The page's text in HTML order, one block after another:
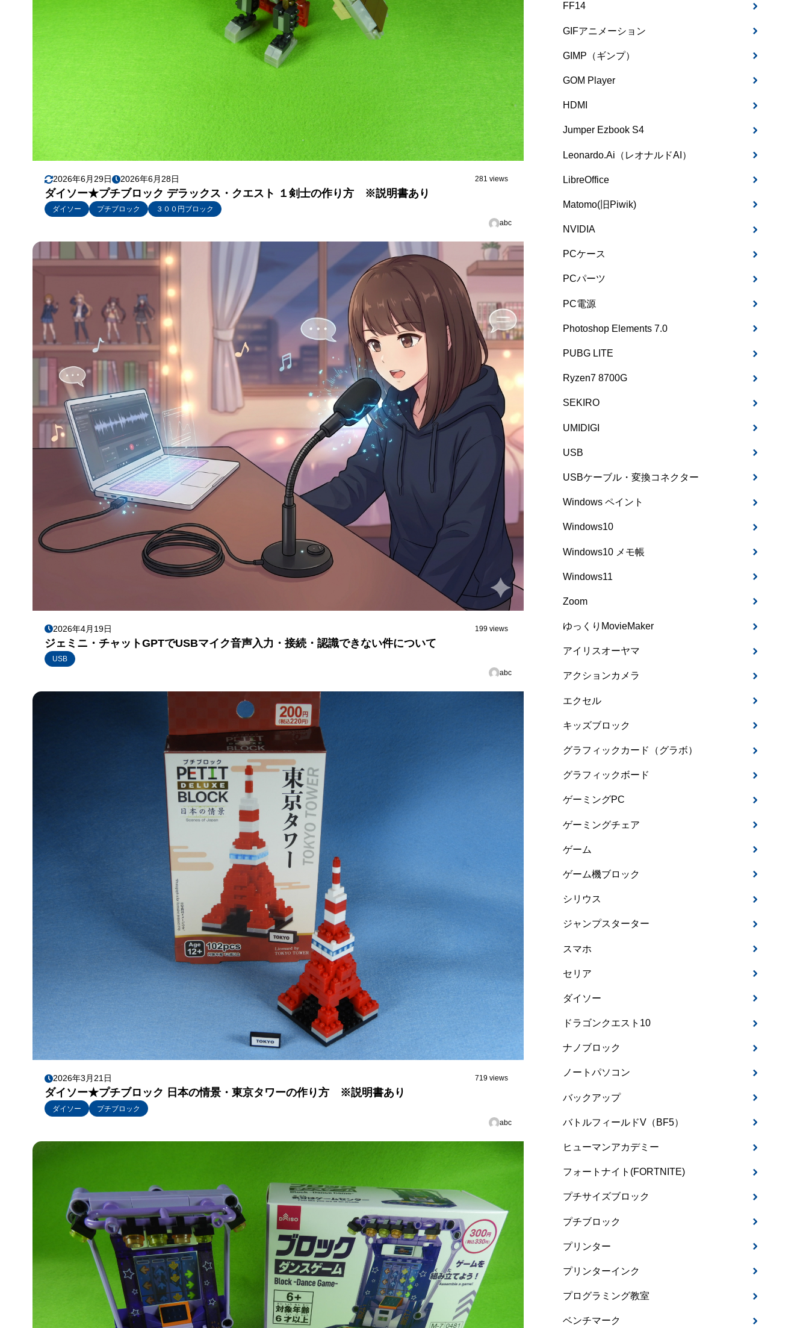
2026年6月29日 2026年6月28日 281 views
ダイソー★プチブロック デラックス・クエスト １剣士の作り方 ※説明書あり
ダイソー プチブロック
３００円ブロック
abc
2026年4月19日 199 views
ジェミニ・チャットGPTでUSBマイク音声入力・接続・認識できない件について
USB
abc
2026年3月21日 719 views
ダイソー★プチブロック 日本の情景・東京タワーの作り方 ※説明書あり
ダイソー
プチブロック
abc
FF14
GIFアニメーション
GIMP（ギンプ）
GOM Player
HDMI
Jumper Ezbook S4
Leonardo.Ai（レオナルドAI）
LibreOffice
Matomo(旧Piwik)
NVIDIA
PCケース
PCパーツ
PC電源
Photoshop Elements 7.0
PUBG LITE
Ryzen7 8700G
SEKIRO
UMIDIGI
USB
USBケーブル・変換コネクター
Windows ペイント
Windows10
Windows10 メモ帳
Windows11
Zoom
ゆっくりMovieMaker
アイリスオーヤマ
アクションカメラ
エクセル
キッズブロック
グラフィックカード（グラボ）
グラフィックボード
ゲーミングPC
ゲーミングチェア
ゲーム
ゲーム機ブロック
シリウス
ジャンプスターター
スマホ
セリア
ダイソー
ドラゴンクエスト10
ナノブロック
ノートパソコン
バックアップ
バトルフィールドV（BF5）
ヒューマンアカデミー
フォートナイト(FORTNITE)
プチサイズブロック
プチブロック
プリンター
プリンターインク
プログラミング教室
ベンチマーク